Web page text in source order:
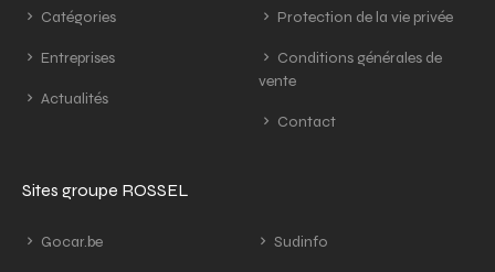
Catégories
Entreprises
Actualités
Protection de la vie privée
Conditions générales de
vente
Contact
Sites groupe ROSSEL
Gocar.be Sudinfo